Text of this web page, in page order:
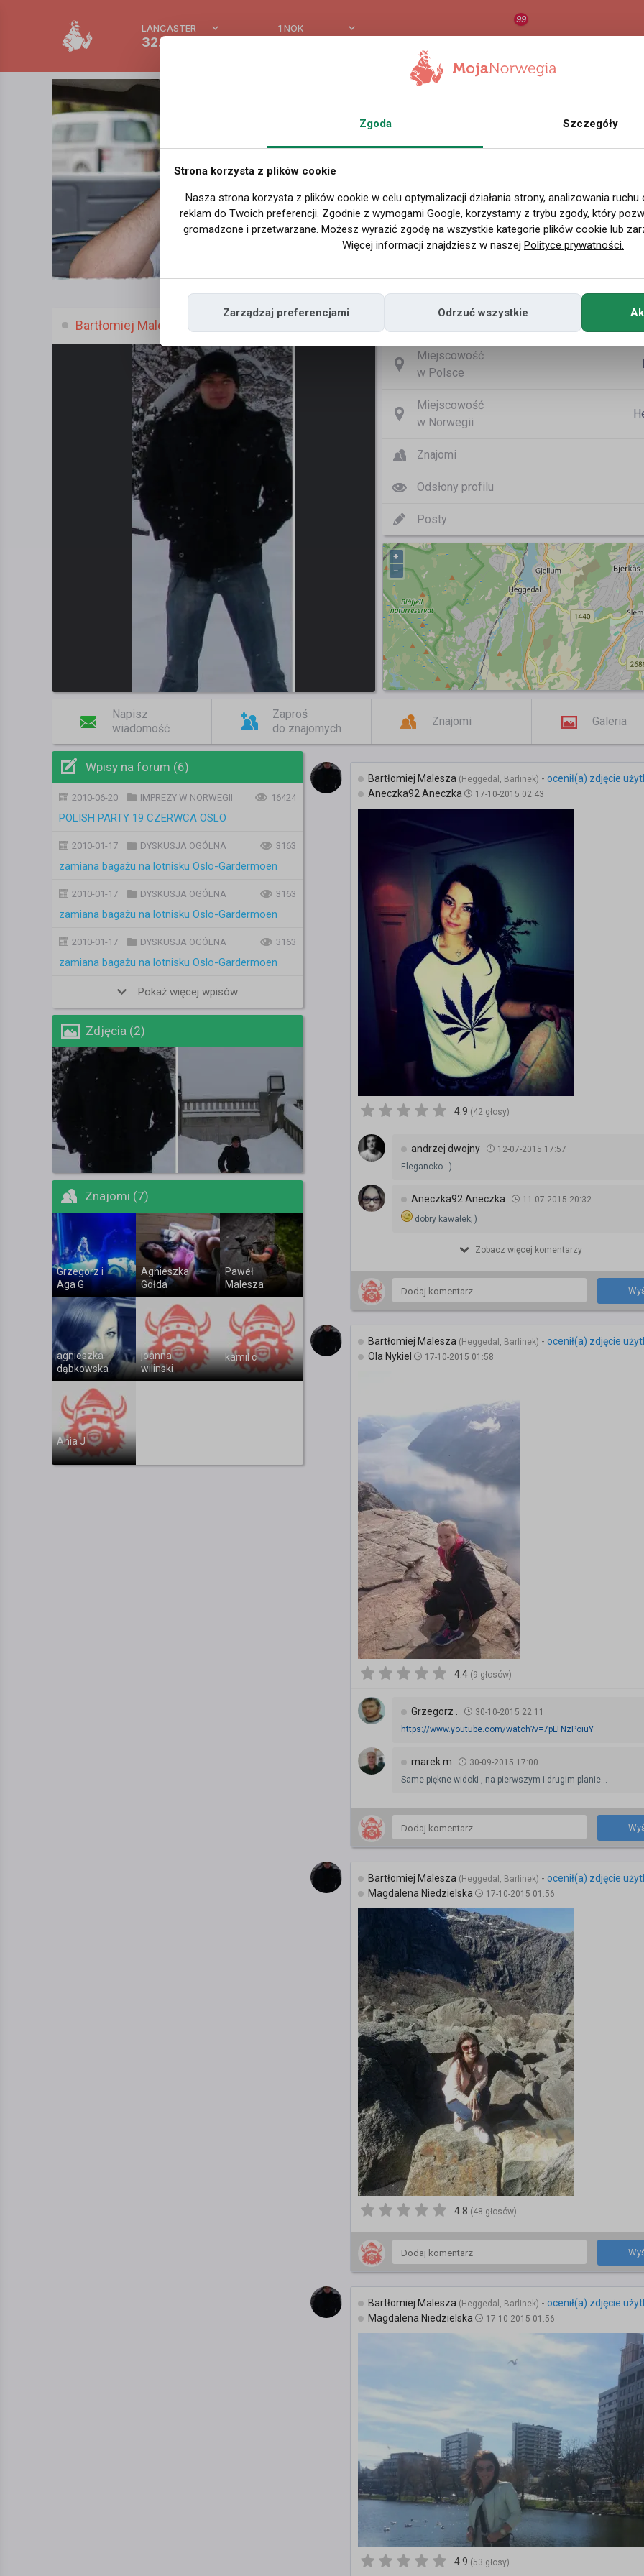
LANCASTER
32.2 °C
1 NOK
99
Bartłomiej Malesza, (41 l.) Nazwa użytkownika
Miejscowość
w Polsce
Miejscowość
w Norwegii
Znajomi
Odsłony profilu
Posty
+
−
Napisz
wiadomość
Zaproś
do znajomych
Znajomi Galeria
Wpisy na forum (6)
2010-06-20 IMPREZY W NORWEGII 16424
POLISH PARTY 19 CZERWCA OSLO
2010-01-17 DYSKUSJA OGÓLNA 3163
zamiana bagażu na lotnisku Oslo-Gardermoen
2010-01-17 DYSKUSJA OGÓLNA 3163
zamiana bagażu na lotnisku Oslo-Gardermoen
2010-01-17 DYSKUSJA OGÓLNA 3163
zamiana bagażu na lotnisku Oslo-Gardermoen
Pokaż więcej wpisów
Zdjęcia (2)
Znajomi (7)
Grzegorz i
Aga G
Agnieszka
Gołda
Paweł
Malesza
agnieszka
dąbkowska
joanna
wilinski
kamil c
Ania J
Bartłomiej Malesza (Heggedal, Barlinek) - ocenił(a) zdjęcie
Aneczka92 Aneczka
17-10-2015 02:43
4.9 (42 głosy)
andrzej dwojny
12-07-2015 17:57
Elegancko :-)
Aneczka92 Aneczka
11-07-2015 20:32
dobry kawałek; )
Zobacz więcej komentarzy
Bartłomiej Malesza (Heggedal, Barlinek) - ocenił(a) zdjęcie
Ola Nykiel
17-10-2015 01:58
4.4 (9 głosów)
Grzegorz .
30-10-2015 22:11
https://www.youtube.com/watch?v=7pLTNzPoiuY
marek m
30-09-2015 17:00
Same piękne widoki , na pierwszym i drugim planie...
Bartłomiej Malesza (Heggedal, Barlinek) - ocenił(a) zdjęcie
Magdalena Niedzielska
17-10-2015 01:56
4.8 (48 głosów)
Bartłomiej Malesza (Heggedal, Barlinek) - ocenił(a) zdjęcie
Magdalena Niedzielska
17-10-2015 01:56
4.9 (53 głosy)
Zgoda Szczegóły
Strona korzysta z plików cookie
Nasza strona korzysta z plików cookie w celu optymalizacji działania strony, analizowania
reklam do Twoich preferencji. Zgodnie z wymogami Google, korzystamy z trybu zgody, który
gromadzone i przetwarzane. Możesz wyrazić zgodę na wszystkie kategorie plików cookie lub
Więcej informacji znajdziesz w naszej Polityce prywatności.
Zarządzaj preferencjami Odrzuć wszystkie